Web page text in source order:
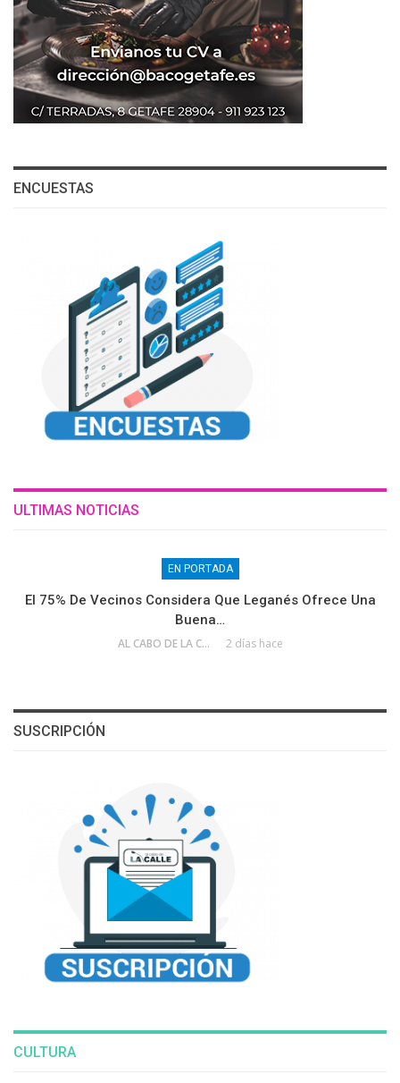
ENCUESTAS
ULTIMAS NOTICIAS
EN PORTADA
El 75% De Vecinos Considera Que Leganés Ofrece Una
Buena…
AL CABO DE LA CALLE 2 días hace
SUSCRIPCIÓN
CULTURA